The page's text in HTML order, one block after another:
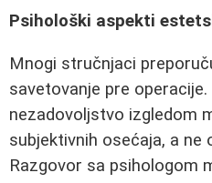
Psihološki aspekti
Mnogi stručnjaci
savetovanje pre
nezadovoljstvo izgledom
subjektivnih osećaja, a ne
Razgovor sa psihologom